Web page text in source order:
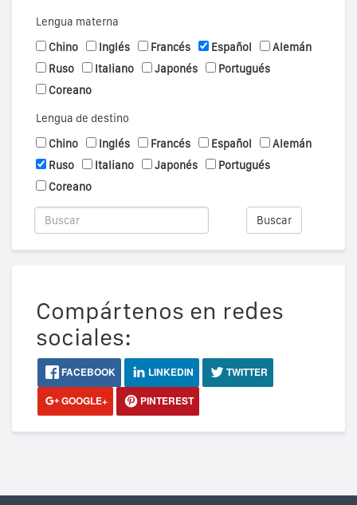
Lengua materna
Chino
Inglés Francés Español
Alemán
Ruso
Italiano Japonés
Portugués
Coreano
Lengua de destino
Chino
Inglés Francés Español
Alemán
Ruso
Italiano Japonés
Portugués
Coreano
Buscar
Compártenos en redes
sociales:
FACEBOOK LINKEDIN
TWITTER
GOOGLE+
PINTEREST